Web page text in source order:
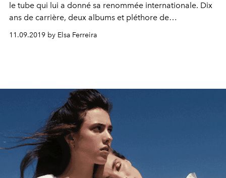
le tube qui lui a donné sa renommée internationale. Dix
ans de carrière, deux albums et pléthore de
collaborations plus tard, la Britannique de 27 ans revient
avec Charli, une œuvre brute et assumée. Rencontre.
11.09.2019 by Elsa Ferreira